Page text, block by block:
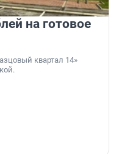
на готовое
квартал 14»